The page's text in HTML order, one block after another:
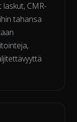
CMR-
tahansa